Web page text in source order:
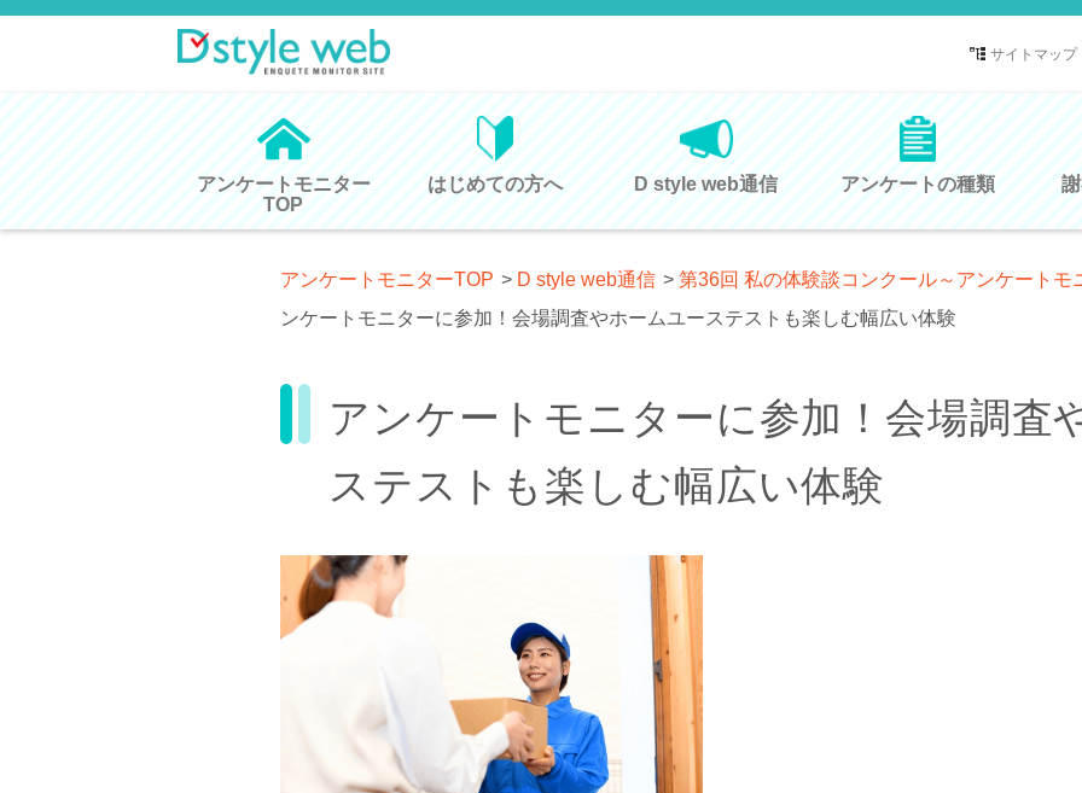
サイトマップ
アンケートモニター
TOP
はじめての方へ D style web通信 アンケートの種類
アンケートモニターTOP > D style web通信 > 第36回 私の体験談コンクール～アンケートモ
ンケートモニターに参加！会場調査やホームユーステストも楽しむ幅広い体験
アンケートモニターに参加！会場調査
ステストも楽しむ幅広い体験